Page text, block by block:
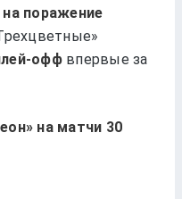
поражение
оффвпервые за
на матчи 30